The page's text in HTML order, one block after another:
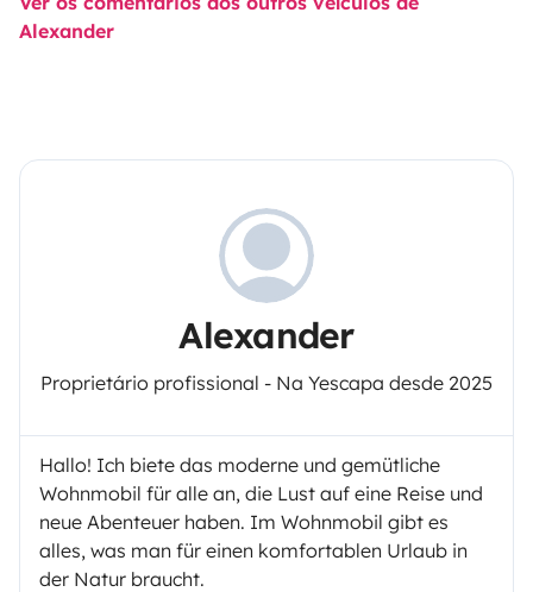
Alexander
Alexander
Proprietário profissional - Na Yescapa desde 2025
Hallo! Ich biete das moderne und gemütliche
Wohnmobil für alle an, die Lust auf eine Reise und
neue Abenteuer haben. Im Wohnmobil gibt es
alles, was man für einen komfortablen Urlaub in
der Natur braucht.